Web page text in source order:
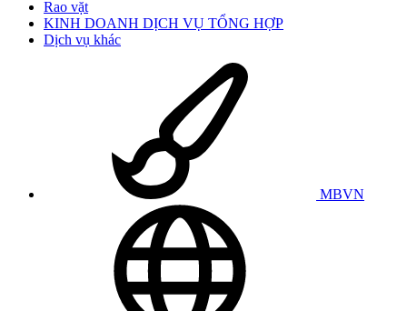
Rao vặt
KINH DOANH DỊCH VỤ TỔNG HỢP
Dịch vụ khác
MBVN